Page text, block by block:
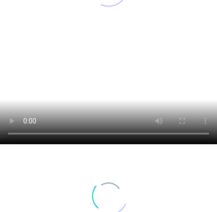
aliqua. Ut enim ad minim veniam, quis
do eiusmod tempor incididunt ut
aliqua. Ut enim ad minim veniam, quis